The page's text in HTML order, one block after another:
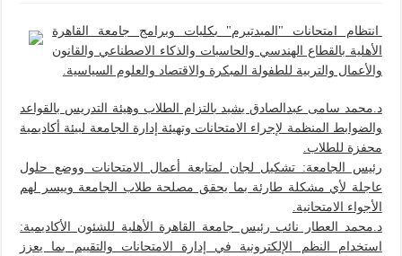
انتظام امتحانات "الميدتيرم" بكليات وبرامج جامعة القاهرة
الأهلية بالقطاع الهندسي والحاسبات والذكاء الاصطناعي والقانون
والأعمال والتربية للطفولة المبكرة والاقتصاد والعلوم السياسية.
د.محمد سامى عبدالصادق يشيد بالتزام الطلاب وهيئة التدريس بالقواعد
والضوابط المنظمة لإجراء الامتحانات وتهيئة إدارة الجامعة لبيئة أكاديمية
محفزة للطلاب.
رئيس الجامعة: تشكيل لجان لمتابعة أعمال الامتحانات ووضع حلول
عاجلة لأي مشكلة طارئة بما يحقق مصلحة طلاب الجامعة وييسر لهم
الأجواء الامتحانية.
د.محمد العطار نائب رئيس جامعة القاهرة الأهلية للشئون الأكاديمية:
استخدام النظم الإلكترونية في إدارة الامتحانات والتقييم بما يعزز